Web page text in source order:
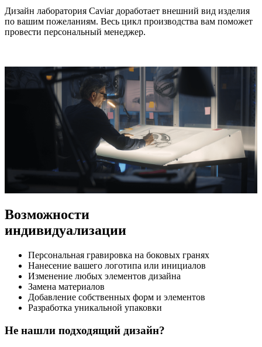
Дизайн лаборатория Caviar доработает внешний вид изделия
по вашим пожеланиям. Весь цикл производства вам поможет
провести персональный менеджер.
Возможности
индивидуализации
Персональная гравировка на боковых гранях
Нанесение вашего логотипа или инициалов
Изменение любых элементов дизайна
Замена материалов
Добавление собственных форм и элементов
Разработка уникальной упаковки
Не нашли подходящий дизайн?